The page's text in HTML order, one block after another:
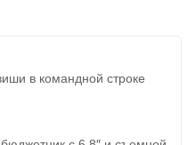
в командной строке